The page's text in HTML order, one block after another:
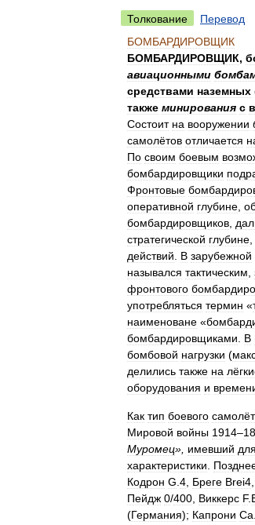
Толкование
Перевод
БОМБАРДИРОВЩИК
БОМБАРДИРОВЩИК,
авиационными
средствами наземных
также минирования с
Состоит на вооружении
самолётов отличается
По своим боевым
бомбардировщики
Фронтовые
оперативной глубине
бомбардировщиков
стратегической глубине
действий
В зарубежной
назывался тактическим
фронтового
употребляться термин «
наименоване «
бомбардировщиками
В
бомбовой нагрузки (
делились также на
оборудования и
Как тип боевого
Мировой войны 1914–18
Муромец», имевший для
характеристики
Кодрон G 4 Бреге Brei4
Пейдж 0/400 Виккерс F.
(Германия); Капрони Са